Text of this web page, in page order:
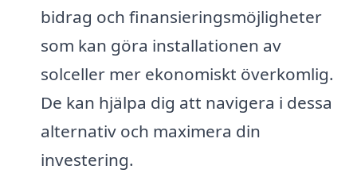
bidrag och finansieringsmöjligheter
som kan göra installationen av
solceller mer ekonomiskt överkomlig.
De kan hjälpa dig att navigera i dessa
alternativ och maximera din
investering.